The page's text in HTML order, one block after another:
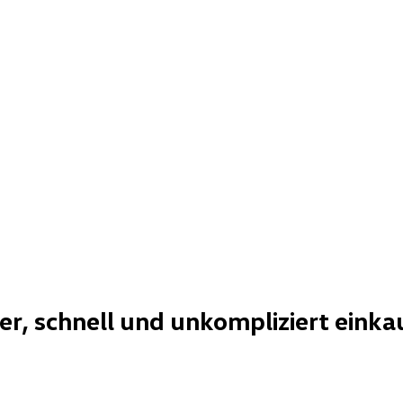
schnell und unkompliziert